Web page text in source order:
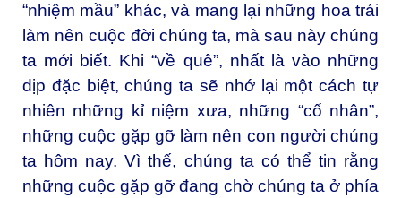
“nhiệm mầu” khác, và mang lại những hoa trái
làm nên cuộc đời chúng ta, mà sau này chúng
ta mới biết. Khi “về quê”, nhất là vào những
dịp đặc biệt, chúng ta sẽ nhớ lại một cách tự
nhiên những kỉ niệm xưa, những “cố nhân”,
những cuộc gặp gỡ làm nên con người chúng
ta hôm nay. Vì thế, chúng ta có thể tin rằng
những cuộc gặp gỡ đang chờ chúng ta ở phía